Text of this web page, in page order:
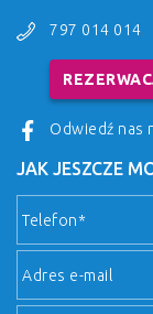
797 014 014
Odwiedź nas
JAK JESZCZE